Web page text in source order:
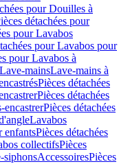
pour Douilles à
détachées pour
pour Lavabos
pour Lavabos pour
pour Lavabos à
mainsLave-mains à
Pièces détachées
Pièces détachées
encastrerPièces détachées
Lavabos
enfantsPièces détachées
collectifsPièces
siphonsAccessoiresPièces